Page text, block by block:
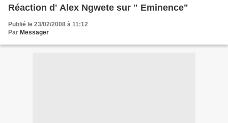
Réaction d' Alex Ngwete sur " Eminence"
Publié le 23/02/2008 à 11:12
Par Messager